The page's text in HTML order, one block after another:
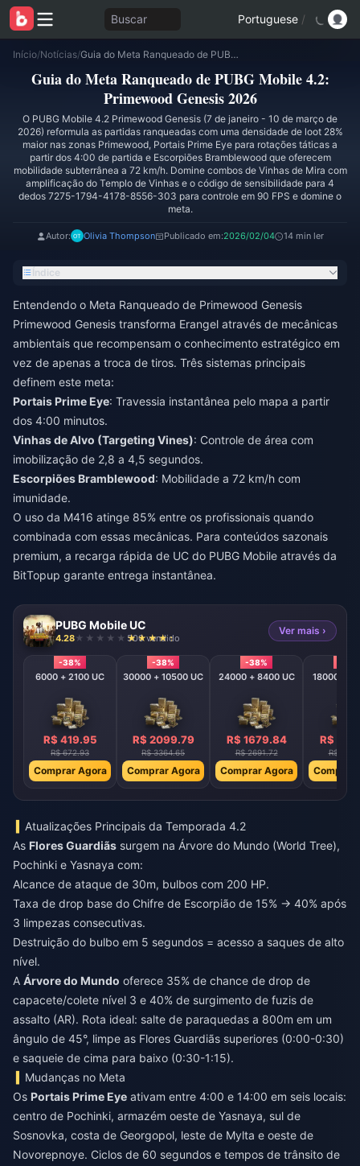
Buscar Portuguese /
Início/Notícias/ Guia do Meta Ranqueado de PUBG Mobile 4.2: Primewood Genesis 2026
Guia do Meta Ranqueado de PUBG Mobile 4.2:
Primewood Genesis 2026
O PUBG Mobile 4.2 Primewood Genesis (7 de janeiro - 10 de março de
2026) reformula as partidas ranqueadas com uma densidade de loot 28%
maior nas zonas Primewood, Portais Prime Eye para rotações táticas a
partir dos 4:00 de partida e Escorpiões Bramblewood que oferecem
mobilidade subterrânea a 72 km/h. Domine combos de Vinhas de Mira com
amplificação do Templo de Vinhas e o código de sensibilidade para 4
dedos 7275-1794-4178-8556-303 para controle em 90 FPS e domine o
meta.
Autor: Olivia Thompson Publicado em:2026/02/04 14 min ler
Índice
Entendendo o Meta Ranqueado de Primewood Genesis
Primewood Genesis transforma Erangel através de mecânicas
ambientais que recompensam o conhecimento estratégico em
vez de apenas a troca de tiros. Três sistemas principais
definem este meta:
Portais Prime Eye: Travessia instantânea pelo mapa a partir
dos 4:00 minutos.
Vinhas de Alvo (Targeting Vines): Controle de área com
imobilização de 2,8 a 4,5 segundos.
Escorpiões Bramblewood: Mobilidade a 72 km/h com
imunidade.
O uso da M416 atinge 85% entre os profissionais quando
combinada com essas mecânicas. Para conteúdos sazonais
premium, a recarga rápida de UC do PUBG Mobile através da
BitTopup garante entrega instantânea.
PUBG Mobile UC
4.28 500 vendido
Ver mais ›
-38%
6000 + 2100 UC
R$ 419.95
R$ 672.93
Comprar Agora
-38%
30000 + 10500 UC
R$ 2099.79
R$ 3364.65
Comprar Agora
-38%
24000 + 8400 UC
R$ 1679.84
R$ 2691.72
Comprar Agora
18000 +
R$
R$
Comprar
Atualizações Principais da Temporada 4.2
As Flores Guardiãs surgem na Árvore do Mundo (World Tree),
Pochinki e Yasnaya com:
Alcance de ataque de 30m, bulbos com 200 HP.
Taxa de drop base do Chifre de Escorpião de 15% → 40% após
3 limpezas consecutivas.
Destruição do bulbo em 5 segundos = acesso a saques de alto
nível.
A Árvore do Mundo oferece 35% de chance de drop de
capacete/colete nível 3 e 40% de surgimento de fuzis de
assalto (AR). Rota ideal: salte de paraquedas a 800m em um
ângulo de 45°, limpe as Flores Guardiãs superiores (0:00-0:30)
e saqueie de cima para baixo (0:30-1:15).
Mudanças no Meta
Os Portais Prime Eye ativam entre 4:00 e 14:00 em seis locais:
centro de Pochinki, armazém oeste de Yasnaya, sul de
Sosnovka, costa de Georgopol, leste de Mylta e oeste de
Novorepnoye. Ciclos de 60 segundos e tempos de trânsito de